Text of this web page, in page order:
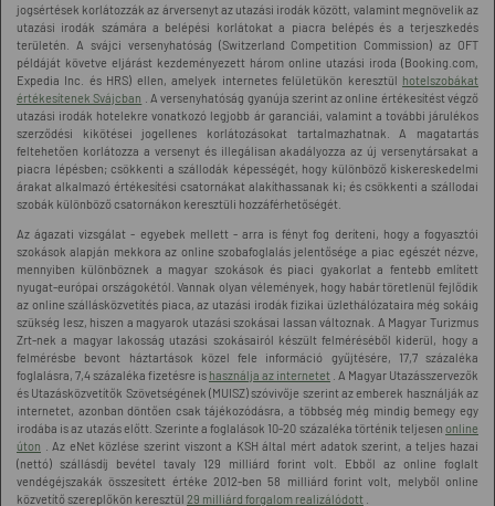
jogsértések korlátozzák az árversenyt az utazási irodák között, valamint megnövelik az
utazási irodák számára a belépési korlátokat a piacra belépés és a terjeszkedés
területén. A svájci versenyhatóság (Switzerland Competition Commission) az OFT
példáját követve eljárást kezdeményezett három online utazási iroda (Booking.com,
Expedia Inc. és HRS) ellen, amelyek internetes felületükön keresztül hotelszobákat
értékesítenek Svájcban
. A versenyhatóság gyanúja szerint az online értékesítést végző
utazási irodák hotelekre vonatkozó legjobb ár garanciái, valamint a további járulékos
szerződési kikötései jogellenes korlátozásokat tartalmazhatnak. A magatartás
feltehetően korlátozza a versenyt és illegálisan akadályozza az új versenytársakat a
piacra lépésben; csökkenti a szállodák képességét, hogy különböző kiskereskedelmi
árakat alkalmazó értékesítési csatornákat alakíthassanak ki; és csökkenti a szállodai
szobák különböző csatornákon keresztüli hozzáférhetőségét.
Az ágazati vizsgálat - egyebek mellett - arra is fényt fog deríteni, hogy a fogyasztói
szokások alapján mekkora az online szobafoglalás jelentősége a piac egészét nézve,
mennyiben különböznek a magyar szokások és piaci gyakorlat a fentebb említett
nyugat-európai országokétól. Vannak olyan vélemények, hogy habár töretlenül fejlődik
az online szállásközvetítés piaca, az utazási irodák fizikai üzlethálózataira még sokáig
szükség lesz, hiszen a magyarok utazási szokásai lassan változnak. A Magyar Turizmus
Zrt-nek a magyar lakosság utazási szokásairól készült felméréséből kiderül, hogy a
felmérésbe bevont háztartások közel fele információ gyűjtésére, 17,7 százaléka
foglalásra, 7,4 százaléka fizetésre is használja az internetet . A Magyar Utazásszervezők
és Utazásközvetítők Szövetségének (MUISZ) szóvivője szerint az emberek használják az
internetet, azonban döntően csak tájékozódásra, a többség még mindig bemegy egy
irodába is az utazás előtt. Szerinte a foglalások 10-20 százaléka történik teljesen online
úton . Az eNet közlése szerint viszont a KSH által mért adatok szerint, a teljes hazai
(nettó) szállásdíj bevétel tavaly 129 milliárd forint volt. Ebből az online foglalt
vendégéjszakák összesített értéke 2012-ben 58 milliárd forint volt, melyből online
közvetítő szereplőkön keresztül 29 milliárd forgalom realizálódott